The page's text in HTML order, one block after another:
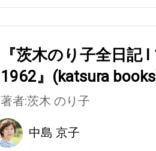
『茨木のり子全日記
1962』(katsura
著者:茨木 のり子
中島 京子